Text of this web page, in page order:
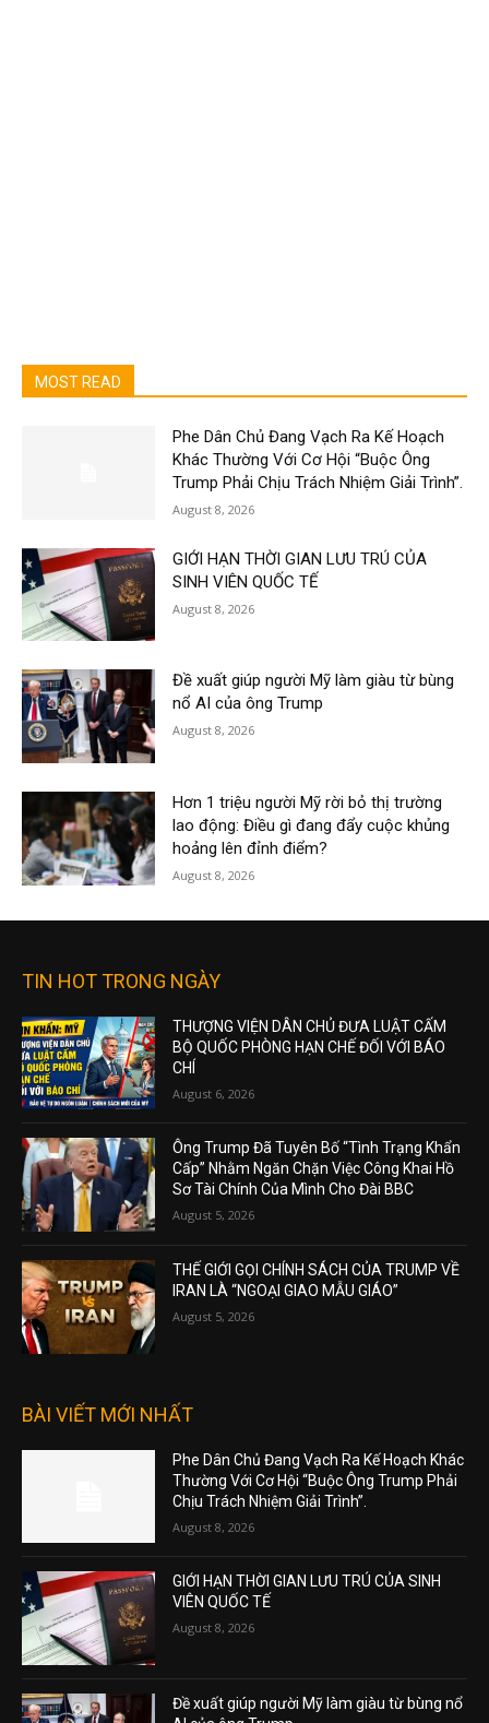
MOST READ
Phe Dân Chủ Đang Vạch Ra Kế Hoạch
Khác Thường Với Cơ Hội “Buộc Ông
Trump Phải Chịu Trách Nhiệm Giải Trình”.
August 8, 2026
GIỚI HẠN THỜI GIAN LƯU TRÚ CỦA
SINH VIÊN QUỐC TẾ
August 8, 2026
Đề xuất giúp người Mỹ làm giàu từ bùng
nổ AI của ông Trump
August 8, 2026
Hơn 1 triệu người Mỹ rời bỏ thị trường
lao động: Điều gì đang đẩy cuộc khủng
hoảng lên đỉnh điểm?
August 8, 2026
TIN HOT TRONG NGÀY
THƯỢNG VIỆN DÂN CHỦ ĐƯA LUẬT CẤM
BỘ QUỐC PHÒNG HẠN CHẾ ĐỐI VỚI BÁO
CHÍ
August 6, 2026
Ông Trump Đã Tuyên Bố “Tình Trạng Khẩn
Cấp” Nhằm Ngăn Chặn Việc Công Khai Hồ
Sơ Tài Chính Của Mình Cho Đài BBC
August 5, 2026
THẾ GIỚI GỌI CHÍNH SÁCH CỦA TRUMP VỀ
IRAN LÀ “NGOẠI GIAO MẪU GIÁO”
August 5, 2026
BÀI VIẾT MỚI NHẤT
Phe Dân Chủ Đang Vạch Ra Kế Hoạch Khác
Thường Với Cơ Hội “Buộc Ông Trump Phải
Chịu Trách Nhiệm Giải Trình”.
August 8, 2026
GIỚI HẠN THỜI GIAN LƯU TRÚ CỦA SINH
VIÊN QUỐC TẾ
August 8, 2026
Đề xuất giúp người Mỹ làm giàu từ bùng nổ